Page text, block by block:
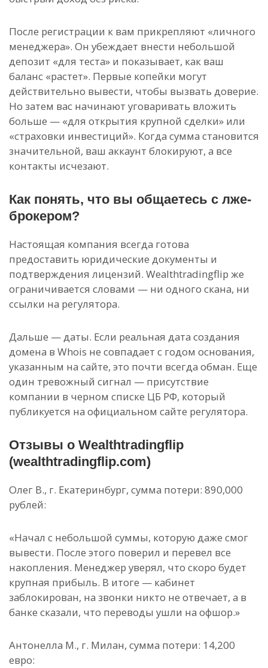
После регистрации к вам прикрепляют «личного
менеджера». Он убеждает внести небольшой
депозит «для теста» и показывает, как ваш
баланс «растет». Первые копейки могут
действительно вывести, чтобы вызвать доверие.
Но затем вас начинают уговаривать вложить
больше — «для открытия крупной сделки» или
«страховки инвестиций». Когда сумма становится
значительной, ваш аккаунт блокируют, а все
контакты исчезают.
Как понять, что вы общаетесь с лже-
брокером?
Настоящая компания всегда готова
предоставить юридические документы и
подтверждения лицензий. Wealthtradingflip же
ограничивается словами — ни одного скана, ни
ссылки на регулятора.
Дальше — даты. Если реальная дата создания
домена в Whois не совпадает с годом основания,
указанным на сайте, это почти всегда обман. Еще
один тревожный сигнал — присутствие
компании в черном списке ЦБ РФ, который
публикуется на официальном сайте регулятора.
Отзывы о Wealthtradingflip
(wealthtradingflip.com)
Олег В., г. Екатеринбург, сумма потери: 890,000
рублей:
«Начал с небольшой суммы, которую даже смог
вывести. После этого поверил и перевел все
накопления. Менеджер уверял, что скоро будет
крупная прибыль. В итоге — кабинет
заблокирован, на звонки никто не отвечает, а в
банке сказали, что переводы ушли на офшор.»
Антонелла М., г. Милан, сумма потери: 14,200
евро: